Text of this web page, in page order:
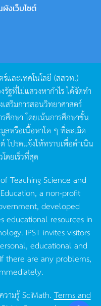
งเว็บไซต์
และเทคโนโลยี (สสวท.)
ฐที่ไม่แสวงหากำไรได้จัดทำ
เสริมการสอนวิทยาศาสตร์
ศึกษา โดยเน้นการศึกษาขั้น
หรือเนื้อหาใด ๆ ที่ละเมิด
โปรดแจ้งให้ทราบเพื่อดำเนิน
ดยเร็วที่สุด
Teaching Science and
a non-profit
developed
educational resources in
IPST invites visitors
educational and
there are any problems,
วามรู้ SciMath.Terms and